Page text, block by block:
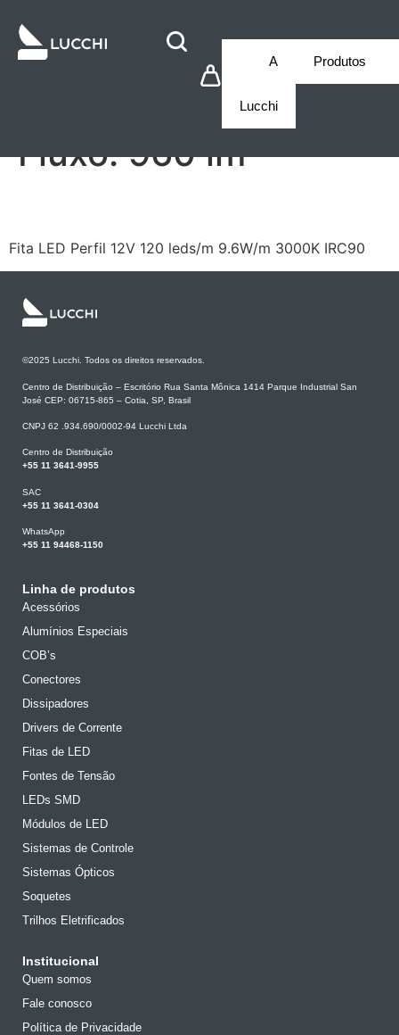
A
Lucchi
Produtos
Fluxo:960 lm
Fita LED Perfil 12V 120 leds/m 9.6W/m 3000K IRC90
©2025 Lucchi. Todos os direitos reservados.
Centro de Distribuição – Escritório Rua Santa Mônica 1414 Parque Industrial San
José CEP: 06715-865 – Cotia, SP, Brasil
CNPJ 62 .934.690/0002-94 Lucchi Ltda
Centro de Distribuição
+55 11 3641-9955
SAC
+55 11 3641-0304
WhatsApp
+55 11 94468-1150
Linha de produtos
Acessórios
Alumínios Especiais
COB’s
Conectores
Dissipadores
Drivers de Corrente
Fitas de LED
Fontes de Tensão
LEDs SMD
Módulos de LED
Sistemas de Controle
Sistemas Ópticos
Soquetes
Trilhos Eletrificados
Institucional
Quem somos
Fale conosco
Política de Privacidade